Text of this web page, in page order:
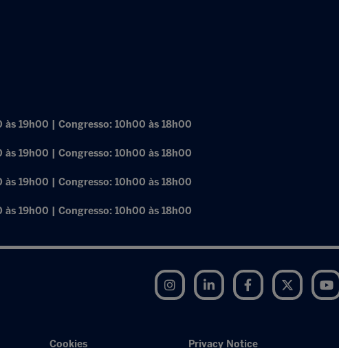
19h00 | Congresso: 10h00 às 18h00
19h00 | Congresso: 10h00 às 18h00
19h00 | Congresso: 10h00 às 18h00
19h00 | Congresso: 10h00 às 18h00
Instagram LinkedIn Facebook Twitter
Cookies Privacy Notice